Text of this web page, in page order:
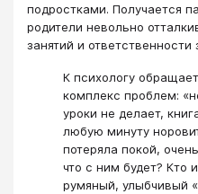
подростками. Получается
родители невольно
занятий и
К психологу
комплекс проблем:
уроки не делает,
любую минуту
потеряла покой,
что с ним будет? Кто
румяный, улыбчивый